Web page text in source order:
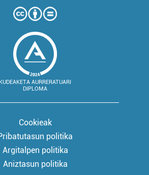
KUDEAKETA AURRERATUARI
DIPLOMA
Cookieak
politika
Argitalpen politika
Aniztasun politika